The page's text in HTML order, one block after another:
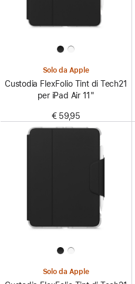
Solo da Apple
Custodia FlexFolio Tint di Tech21
per iPad Air 11"
€ 59,95
Solo da Apple